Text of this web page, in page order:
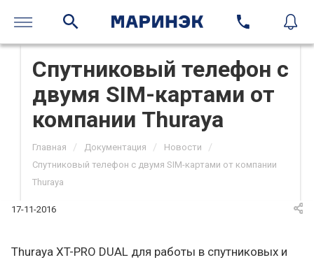
Спутниковый телефон с
двумя SIM-картами от
компании Thuraya
Главная / Документация / Новости /
Спутниковый телефон с двумя SIM-картами от компании
Thuraya
17-11-2016
Thuraya XT-PRO DUAL для работы в спутниковых и